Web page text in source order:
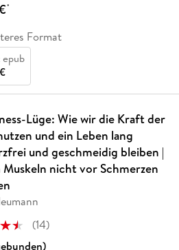
*
Format
epub
Lüge: Wie wir die Kraft der
und ein Leben lang
und geschmeidig bleiben |
Muskeln nicht vor Schmerzen
(14)